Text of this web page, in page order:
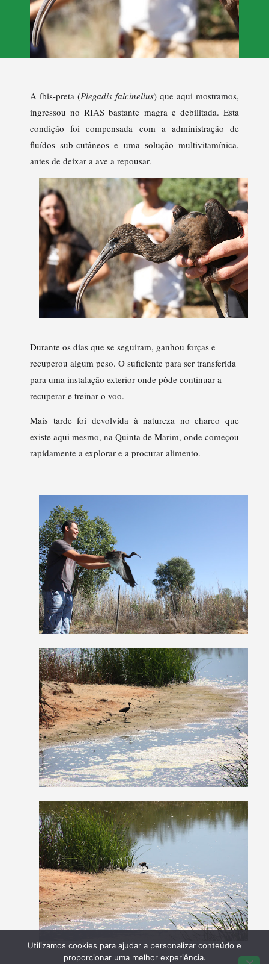
A íbis-preta (Plegadis falcinellus) que aqui mostramos,
ingressou no RIAS bastante magra e debilitada. Esta
condição foi compensada com a administração de
fluídos sub-cutâneos e uma solução multivitamínica,
antes de deixar a ave a repousar.
Durante os dias que se seguiram, ganhou forças e
recuperou algum peso. O suficiente para ser transferida
para uma instalação exterior onde pôde continuar a
recuperar e treinar o voo.
Mais tarde foi devolvida à natureza no charco que
existe aqui mesmo, na Quinta de Marim, onde começou
rapidamente a explorar e a procurar alimento.
Utilizamos cookies para ajudar a personalizar conteúdo e
proporcionar uma melhor experiência.